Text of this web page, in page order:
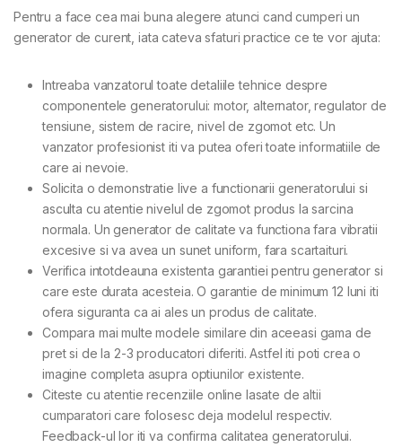
Pentru a face cea mai buna alegere atunci cand cumperi un
generator de curent, iata cateva sfaturi practice ce te vor ajuta:
Intreaba vanzatorul toate detaliile tehnice despre
componentele generatorului: motor, alternator, regulator de
tensiune, sistem de racire, nivel de zgomot etc. Un
vanzator profesionist iti va putea oferi toate informatiile de
care ai nevoie.
Solicita o demonstratie live a functionarii generatorului si
asculta cu atentie nivelul de zgomot produs la sarcina
normala. Un generator de calitate va functiona fara vibratii
excesive si va avea un sunet uniform, fara scartaituri.
Verifica intotdeauna existenta garantiei pentru generator si
care este durata acesteia. O garantie de minimum 12 luni iti
ofera siguranta ca ai ales un produs de calitate.
Compara mai multe modele similare din aceeasi gama de
pret si de la 2-3 producatori diferiti. Astfel iti poti crea o
imagine completa asupra optiunilor existente.
Citeste cu atentie recenziile online lasate de altii
cumparatori care folosesc deja modelul respectiv.
Feedback-ul lor iti va confirma calitatea generatorului.